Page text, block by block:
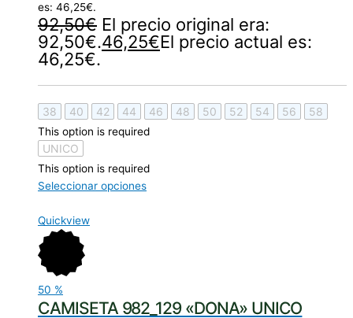
es: 46,25€.
92,50€ El precio original era:
92,50€.46,25€El precio actual es:
46,25€.
38 40 42 44 46 48 50 52 54 56 58
This option is required
UNICO
This option is required
Seleccionar opciones
Quickview
50 %
CAMISETA 982_129 «DONA» UNICO